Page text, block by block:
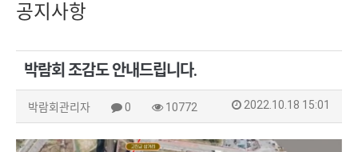
공지사항
박람회 조감도 안내드립니다.
박람회관리자 0 10772 2022.10.18 15:01